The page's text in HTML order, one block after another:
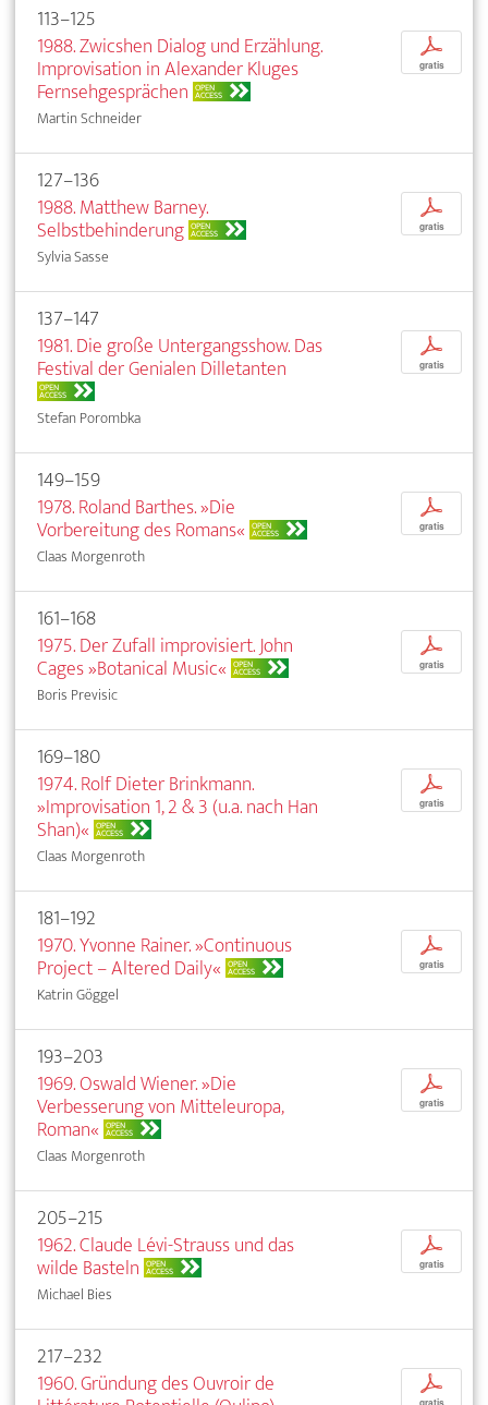
113–125
1988. Zwicshen Dialog und Erzählung.
Improvisation in Alexander Kluges
Fernsehgesprächen OPEN
ACCESS
Martin Schneider
p
gratis
127–136
1988. Matthew Barney.
Selbstbehinderung OPEN
ACCESS
Sylvia Sasse
p
gratis
137–147
1981. Die große Untergangsshow. Das
Festival der Genialen Dilletanten
OPEN
ACCESS
Stefan Porombka
p
gratis
149–159
1978. Roland Barthes. »Die
Vorbereitung des Romans« OPEN
ACCESS
Claas Morgenroth
p
gratis
161–168
1975. Der Zufall improvisiert. John
Cages »Botanical Music« OPEN
ACCESS
Boris Previsic
p
gratis
169–180
1974. Rolf Dieter Brinkmann.
»Improvisation 1, 2 & 3 (u.a. nach Han
Shan)« OPEN
ACCESS
Claas Morgenroth
p
gratis
181–192
1970. Yvonne Rainer. »Continuous
Project – Altered Daily« OPEN
ACCESS
Katrin Göggel
p
gratis
193–203
1969. Oswald Wiener. »Die
Verbesserung von Mitteleuropa,
Roman« OPEN
ACCESS
Claas Morgenroth
p
gratis
205–215
1962. Claude Lévi-Strauss und das
wilde Basteln OPEN
ACCESS
Michael Bies
p
gratis
217–232
1960. Gründung des Ouvroir de
p
gratis